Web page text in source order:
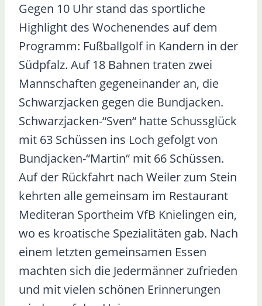
Gegen 10 Uhr stand das sportliche
Highlight des Wochenendes auf dem
Programm: Fußballgolf in Kandern in der
Südpfalz. Auf 18 Bahnen traten zwei
Mannschaften gegeneinander an, die
Schwarzjacken gegen die Bundjacken.
Schwarzjacken-“Sven“ hatte Schussglück
mit 63 Schüssen ins Loch gefolgt von
Bundjacken-“Martin“ mit 66 Schüssen.
Auf der Rückfahrt nach Weiler zum Stein
kehrten alle gemeinsam im Restaurant
Mediteran Sportheim VfB Knielingen ein,
wo es kroatische Spezialitäten gab. Nach
einem letzten gemeinsamen Essen
machten sich die Jedermänner zufrieden
und mit vielen schönen Erinnerungen